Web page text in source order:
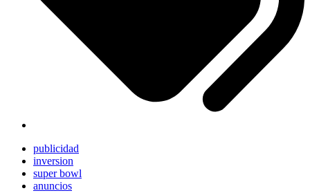
publicidad
inversion
super bowl
anuncios